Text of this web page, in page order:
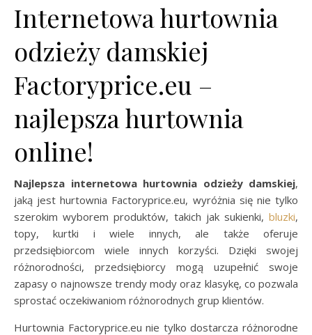
Internetowa hurtownia
odzieży damskiej
Factoryprice.eu –
najlepsza hurtownia
online!
Najlepsza internetowa hurtownia odzieży damskiej,
jaką jest hurtownia Factoryprice.eu, wyróżnia się nie tylko
szerokim wyborem produktów, takich jak sukienki, bluzki,
topy, kurtki i wiele innych, ale także oferuje
przedsiębiorcom wiele innych korzyści. Dzięki swojej
różnorodności, przedsiębiorcy mogą uzupełnić swoje
zapasy o najnowsze trendy mody oraz klasykę, co pozwala
sprostać oczekiwaniom różnorodnych grup klientów.
Hurtownia Factoryprice.eu nie tylko dostarcza różnorodne